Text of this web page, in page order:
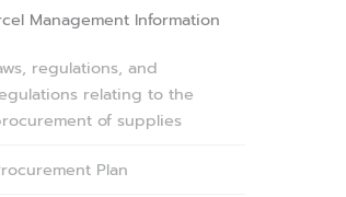
Management Information
regulations, and
relating to the
of supplies
Plan